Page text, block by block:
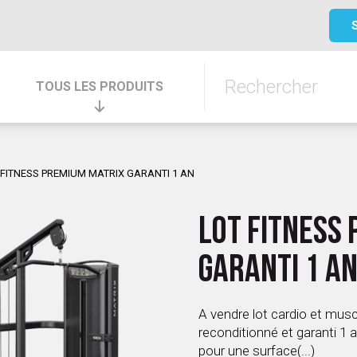
TOUS LES PRODUITS
PREMIUM MATRIX GARANTI 1 AN
LOT
GARANTI 1 AN
A vendre lot cardio et
reconditionné et garanti 1
pour une surface(...)